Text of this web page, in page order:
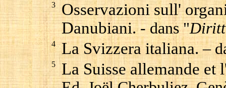
3
Osservazioni sull'
Danubiani.- dans "
4 La Svizzera italiana.–
5 La Suisse allemande et